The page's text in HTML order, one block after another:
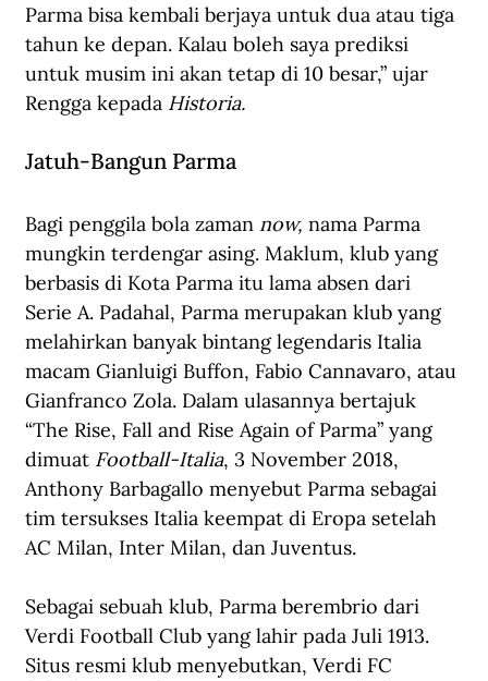
Parma bisa kembali berjaya untuk dua atau tiga
tahun ke depan. Kalau boleh saya prediksi
untuk musim ini akan tetap di 10 besar,” ujar
Rengga kepada Historia.
Jatuh-Bangun Parma
Bagi penggila bola zaman now, nama Parma
mungkin terdengar asing. Maklum, klub yang
berbasis di Kota Parma itu lama absen dari
Serie A. Padahal, Parma merupakan klub yang
melahirkan banyak bintang legendaris Italia
macam Gianluigi Buffon, Fabio Cannavaro, atau
Gianfranco Zola. Dalam ulasannya bertajuk
“The Rise, Fall and Rise Again of Parma” yang
dimuat Football-Italia, 3 November 2018,
Anthony Barbagallo menyebut Parma sebagai
tim tersukses Italia keempat di Eropa setelah
AC Milan, Inter Milan, dan Juventus.
Sebagai sebuah klub, Parma berembrio dari
Verdi Football Club yang lahir pada Juli 1913.
Situs resmi klub menyebutkan, Verdi FC